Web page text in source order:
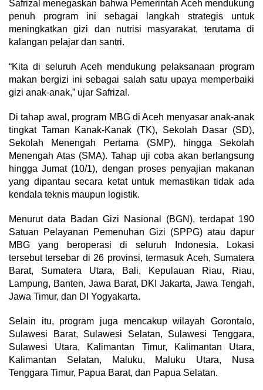
Safrizal menegaskan bahwa Pemerintah Aceh mendukung
penuh program ini sebagai langkah strategis untuk
meningkatkan gizi dan nutrisi masyarakat, terutama di
kalangan pelajar dan santri.
“Kita di seluruh Aceh mendukung pelaksanaan program
makan bergizi ini sebagai salah satu upaya memperbaiki
gizi anak-anak,” ujar Safrizal.
Di tahap awal, program MBG di Aceh menyasar anak-anak
tingkat Taman Kanak-Kanak (TK), Sekolah Dasar (SD),
Sekolah Menengah Pertama (SMP), hingga Sekolah
Menengah Atas (SMA). Tahap uji coba akan berlangsung
hingga Jumat (10/1), dengan proses penyajian makanan
yang dipantau secara ketat untuk memastikan tidak ada
kendala teknis maupun logistik.
Menurut data Badan Gizi Nasional (BGN), terdapat 190
Satuan Pelayanan Pemenuhan Gizi (SPPG) atau dapur
MBG yang beroperasi di seluruh Indonesia. Lokasi
tersebut tersebar di 26 provinsi, termasuk Aceh, Sumatera
Barat, Sumatera Utara, Bali, Kepulauan Riau, Riau,
Lampung, Banten, Jawa Barat, DKI Jakarta, Jawa Tengah,
Jawa Timur, dan DI Yogyakarta.
Selain itu, program juga mencakup wilayah Gorontalo,
Sulawesi Barat, Sulawesi Selatan, Sulawesi Tenggara,
Sulawesi Utara, Kalimantan Timur, Kalimantan Utara,
Kalimantan Selatan, Maluku, Maluku Utara, Nusa
Tenggara Timur, Papua Barat, dan Papua Selatan.